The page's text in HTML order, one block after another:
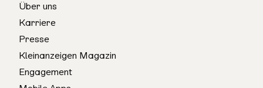
Über uns
Karriere
Presse
Kleinanzeigen Magazin
Engagement